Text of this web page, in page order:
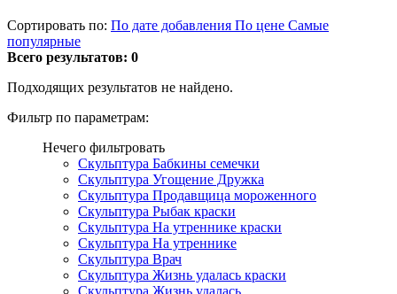
Сортировать по: По дате добавления По цене Самые
популярные
Всего результатов: 0
Подходящих результатов не найдено.
Фильтр по параметрам:
Нечего фильтровать
Скульптура Бабкины семечки
Скульптура Угощение Дружка
Скульптура Продавщица мороженного
Скульптура Рыбак краски
Скульптура На утреннике краски
Скульптура На утреннике
Скульптура Врач
Скульптура Жизнь удалась краски